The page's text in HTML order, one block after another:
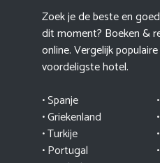
Zoek je de beste en
dit moment? Boeken &
online. Vergelijk
voordeligste hotel.
• Spanje
• Griekenland
• Turkije
•Portugal
•
•